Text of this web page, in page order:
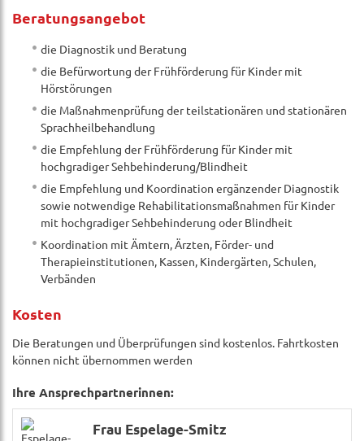
Beratungsangebot
die Diagnostik und Beratung
die Befürwortung der Frühförderung für Kinder mit
Hörstörungen
die Maßnahmenprüfung der teilstationären und stationären
Sprachheilbehandlung
die Empfehlung der Frühförderung für Kinder mit
hochgradiger Sehbehinderung/Blindheit
die Empfehlung und Koordination ergänzender Diagnostik
sowie notwendige Rehabilitationsmaßnahmen für Kinder
mit hochgradiger Sehbehinderung oder Blindheit
Koordination mit Ämtern, Ärzten, Förder- und
Therapieinstitutionen, Kassen, Kindergärten, Schulen,
Verbänden
Kosten
Die Beratungen und Überprüfungen sind kostenlos. Fahrtkosten
können nicht übernommen werden
Ihre Ansprechpartnerinnen:
Frau Espelage-Smitz